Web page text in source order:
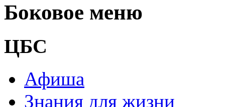
Боковое меню
ЦБС
Афиша
Знания для жизни